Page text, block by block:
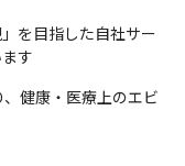
を目指した自社サー
す
健康・医療上のエビ